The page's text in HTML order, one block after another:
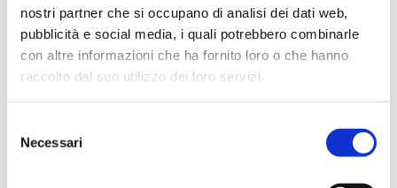
nostri partner che si occupano di analisi dei dati web,
pubblicità e social media, i quali potrebbero combinarle
con altre informazioni che ha fornito loro o che hanno
raccolto dal suo utilizzo dei loro servizi.
delNecessari